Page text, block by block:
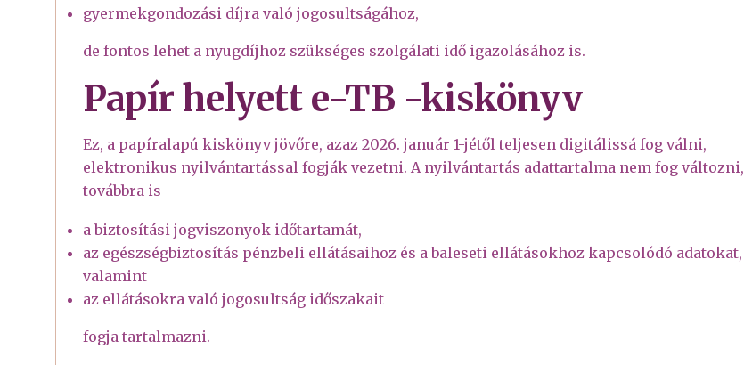
gyermekgondozási díjra való jogosultságához,
de fontos lehet a nyugdíjhoz szükséges szolgálati idő igazolásához is.
Papír helyett e-TB -kiskönyv
Ez, a papíralapú kiskönyv jövőre, azaz 2026. január 1-jétől teljesen digitálissá fog válni,
elektronikus nyilvántartással fogják vezetni. A nyilvántartás adattartalma nem fog változni,
továbbra is
a biztosítási jogviszonyok időtartamát,
az egészségbiztosítás pénzbeli ellátásaihoz és a baleseti ellátásokhoz kapcsolódó adatokat,
valamint
az ellátásokra való jogosultság időszakait
fogja tartalmazni.